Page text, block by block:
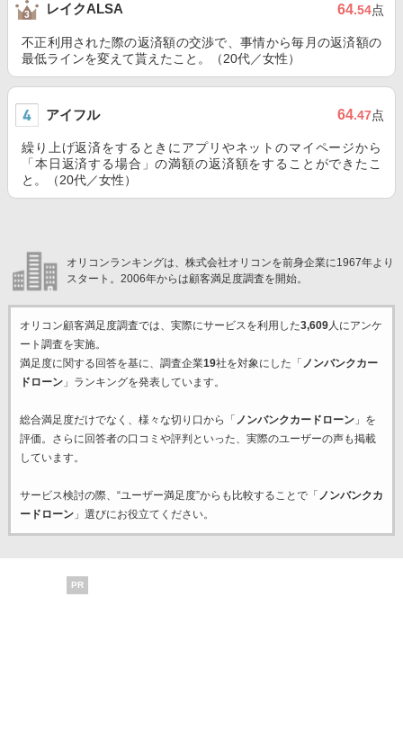
レイクALSA 64.54点
不正利用された際の返済額の交渉で、事情から毎月の返済額の
最低ラインを変えて貰えたこと。（20代／女性）
アイフル 64.47点
繰り上げ返済をするときにアプリやネットのマイページから
「本日返済する場合」の満額の返済額をすることができたこ
と。（20代／女性）
オリコンランキングは、株式会社オリコンを前身企業に1967年より
スタート。2006年からは顧客満足度調査を開始。
オリコン顧客満足度調査では、実際にサービスを利用した3,609人にアンケ
ート調査を実施。
満足度に関する回答を基に、調査企業19社を対象にした「 ノンバンクカー
ドローン」ランキングを発表しています。
総合満足度だけでなく、様々な切り口から「 ノンバンクカードローン」を
評価。さらに回答者の口コミや評判といった、実際のユーザーの声も掲載
しています。
サービス検討の際、“ユーザー満足度”からも比較することで「 ノンバンクカ
ードローン」選びにお役立てください。
PR